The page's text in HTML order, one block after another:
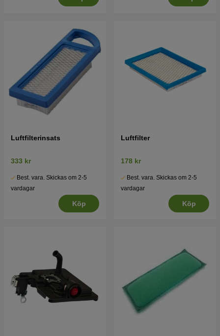
Luftfilterinsats
333 kr
Best. vara. Skickas om 2-5
vardagar
Köp
Luftfilter
178 kr
Best. vara. Skickas om 2-5
vardagar
Köp